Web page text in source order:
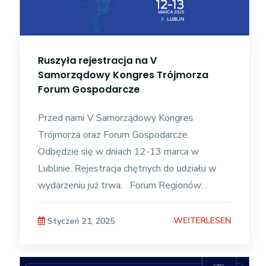
Ruszyła rejestracja na V
Samorządowy Kongres Trójmorza
Forum Gospodarcze
Przed nami V Samorządowy Kongres
Trójmorza oraz Forum Gospodarcze.
Odbędzie się w dniach 12-13 marca w
Lublinie. Rejestracja chętnych do udziału w
wydarzeniu już trwa. Forum Regionów
Trójmorza to projekt zainicjowany przez
Prezydenta RP Andrzeja
Styczeń 21, 2025 WEITERLESEN